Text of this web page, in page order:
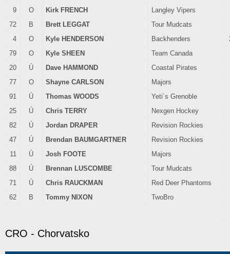
9
O Kirk FRENCH
Langley Vipers
72
B Brett LEGGAT
Tour Mudcats
4
O Kyle HENDERSON Backhenders
79
O Kyle SHEEN
Team Canada
20
Ú Dave HAMMOND
Coastal Pirates
77
O Shayne CARLSON
Majors
91
Ú Thomas WOODS
Yeti´s Grenoble
25
Ú Chris TERRY
Nexgen Hockey
82
Ú Jordan DRAPER
Revision Rockies
47
Ú Brendan BAUMGARTNER
Revision Rockies
11
Ú Josh FOOTE
Majors
88
Ú Brennan LUSCOMBE
Tour Mudcats
71
Ú Chris RAUCKMAN
Red Deer Phantoms
62
B Tommy NIXON TwoBro
CRO - Chorvatsko